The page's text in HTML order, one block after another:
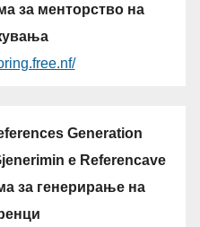
за менторство на
Generation
e Referencave
за генерирање на